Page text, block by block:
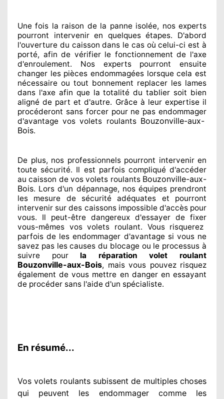
Une fois la raison de la panne isolée, nos experts
pourront interveniren quelques étapes. D'abord
l'ouverture du caisson dans le cas où celui-ci est à
porté, afin de vérifier le fonctionnement de l'axe
d'enroulement. Nos expertspourront ensuite
changer les pièces endommagées lorsque cela est
nécessaire ou tout bonnement replacer les lames
dans l'axe afin que la totalité du tablier soit bien
aligné de part et d'autre. Grâce à leur expertiseil
procéderont sans forcer pourne pas endommager
d'avantage vos volets roulants Bouzonville-aux-
Bois.
De plus, nos professionnelspourront interveniren
toute sécurité. Il est parfois compliquéd'accéder
au caisson de vos volets roulants Bouzonville-aux-
Bois. Lors d'un dépannage, nos équipesprendront
les mesure de sécurité adéquates et pourront
intervenir sur des caissons impossible d'accès pour
vous. Il peut-être dangereux d'essayer de fixer
vous-mêmes vos volets roulant. Vous risquerez
parfois de les endommager d'avantage si vous ne
savez pas les causes du blocage ou le processus à
suivre pour la réparation volet roulant
Bouzonville-aux-Bois, mais vous pouvez risquez
également de vous mettre en danger en essayant
de procéder sans l'aide d'un spécialiste.
En résumé...
Vos volets roulants subissent de multipleschoses
qui peuvent les endommagercomme les